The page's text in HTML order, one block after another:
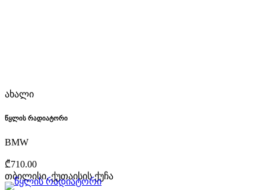
ახალი
წყლის რადიატორი
BMW
₾710.00
თბილისი, ქუთაისის ქუჩა